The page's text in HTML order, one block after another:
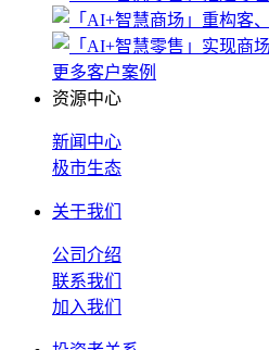
更多客户案例
资源中心
新闻中心
极市生态
关于我们
公司介绍
联系我们
加入我们